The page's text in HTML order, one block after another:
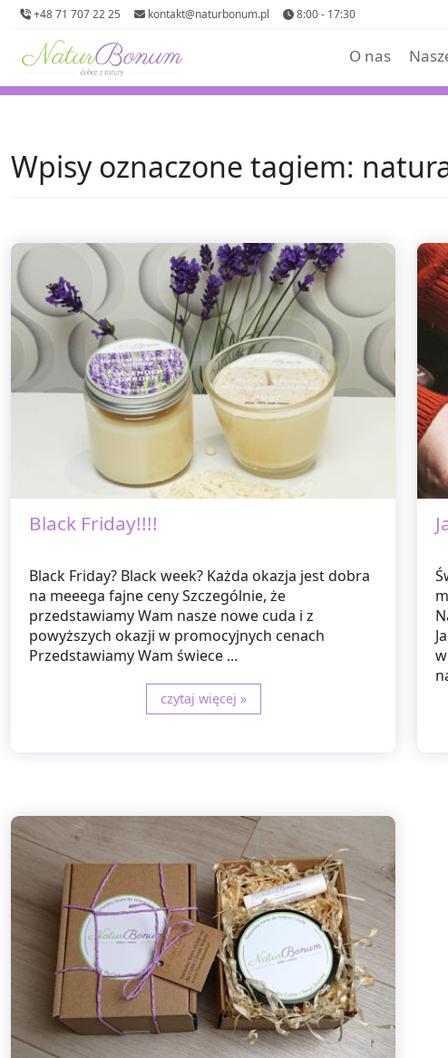
+48 71 707 22 25 kontakt@naturbonum.pl 8:00 - 17:30
O nas
Wpisy oznaczone tagiem:
Black Friday!!!!
Black Friday? Black week? Każda okazja jest dobra
na meeega fajne ceny Szczególnie, że
przedstawiamy Wam nasze nowe cuda i z
powyższych okazji w promocyjnych cenach
Przedstawiamy Wam świece ...
czytaj więcej »